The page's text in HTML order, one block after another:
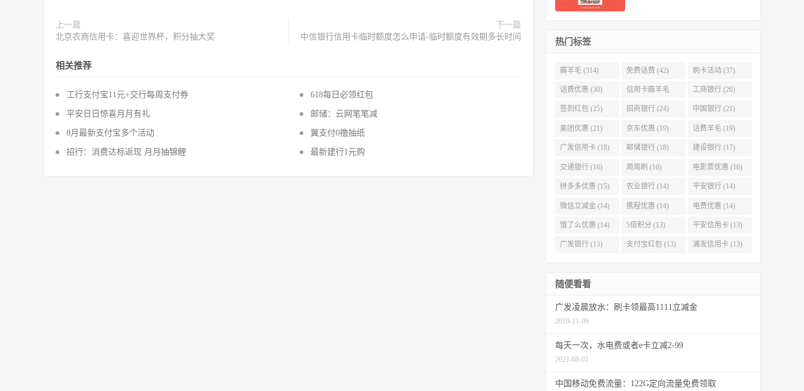
上一篇
北京农商信用卡：喜迎世界杯，积分抽大奖
下一篇
中信银行信用卡临时额度怎么申请-临时额度有效期多长时间
相关推荐
工行支付宝11元+交行每周支付券 618每日必领红包
平安日日惊喜月月有礼 邮储：云网笔笔减
8月最新支付宝多个活动 翼支付0撸抽纸
招行：消费达标返现 月月抽锦鲤 最新建行1元购
热门标签
薅羊毛 (314) 免费话费 (42) 刷卡活动 (37)
话费优惠 (30) 信用卡薅羊毛
(29)
工商银行 (26)
签到红包 (25) 招商银行 (24) 中国银行 (21)
美团优惠 (21) 京东优惠 (19) 话费羊毛 (19)
广发信用卡 (18) 邮储银行 (18) 建设银行 (17)
交通银行 (16) 周周刷 (16) 电影票优惠 (16)
拼多多优惠 (15) 农业银行 (14) 平安银行 (14)
微信立减金 (14) 携程优惠 (14) 电费优惠 (14)
饿了么优惠 (14) 5倍积分 (13) 平安信用卡 (13)
广发银行 (13) 支付宝红包 (13) 浦发信用卡 (13)
随便看看
广发凌晨放水：刷卡领最高1111立减金
2019-11-09
每天一次，水电费或者e卡立减2-99
2021-08-01
中国移动免费流量：122G定向流量免费领取